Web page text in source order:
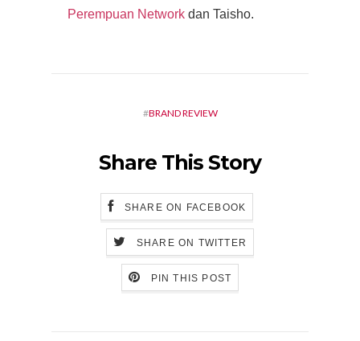
Perempuan Network dan Taisho.
#BRAND REVIEW
Share This Story
SHARE ON FACEBOOK
SHARE ON TWITTER
PIN THIS POST